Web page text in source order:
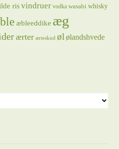
ris vindruer vodka wasabi whisky
æbleeddike æg
ærter ærteskud øl ølandshvede